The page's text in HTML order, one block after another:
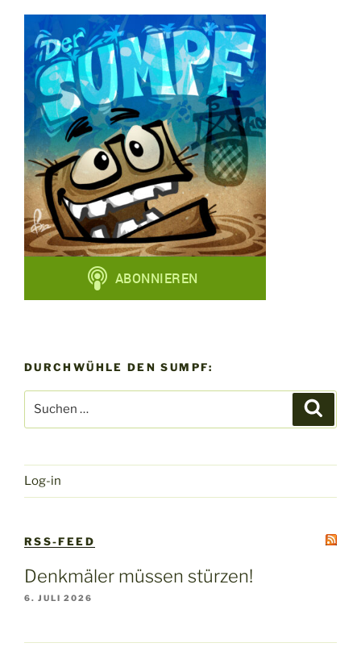
DURCHWÜHLE DEN SUMPF:
nach:
Log-in
RSS-FEED
Denkmäler müssen stürzen!
6. JULI 2026